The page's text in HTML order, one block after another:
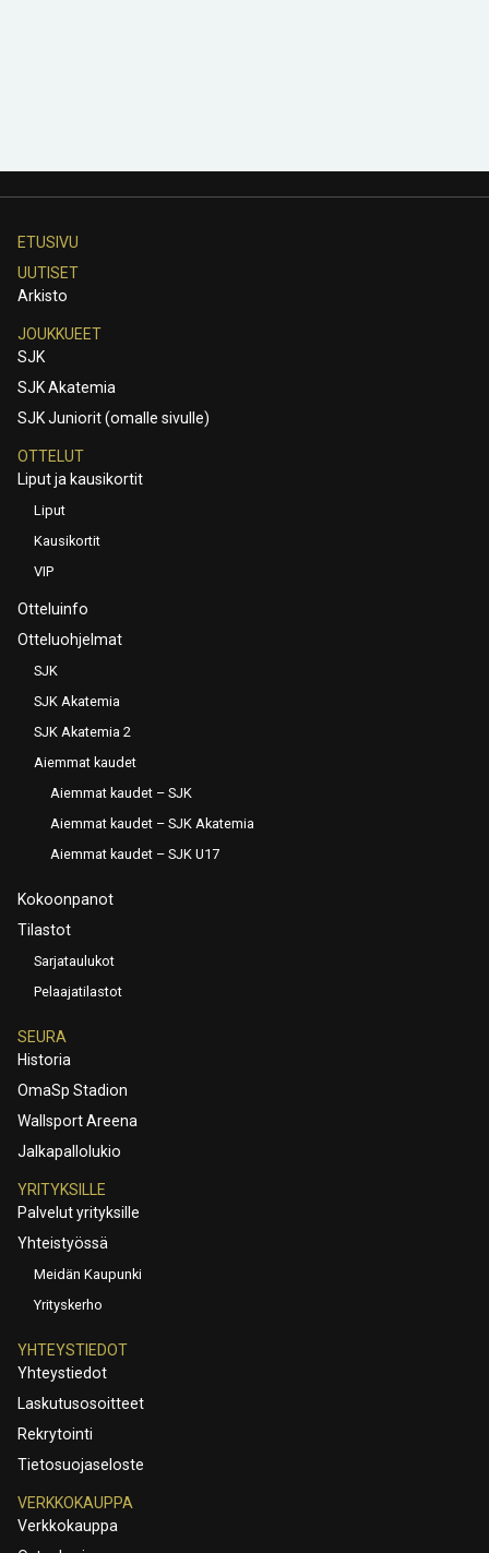
ETUSIVU
UUTISET
Arkisto
JOUKKUEET
SJK
SJK Akatemia
SJK Juniorit (omalle sivulle)
OTTELUT
Liput ja kausikortit
Liput
Kausikortit
VIP
Otteluinfo
Otteluohjelmat
SJK
SJK Akatemia
SJK Akatemia 2
Aiemmat kaudet
Aiemmat kaudet – SJK
Aiemmat kaudet – SJK Akatemia
Aiemmat kaudet – SJK U17
Kokoonpanot
Tilastot
Sarjataulukot
Pelaajatilastot
SEURA
Historia
OmaSp Stadion
Wallsport Areena
Jalkapallolukio
YRITYKSILLE
Palvelut yrityksille
Yhteistyössä
Meidän Kaupunki
Yrityskerho
YHTEYSTIEDOT
Yhteystiedot
Laskutusosoitteet
Rekrytointi
Tietosuojaseloste
VERKKOKAUPPA
Verkkokauppa